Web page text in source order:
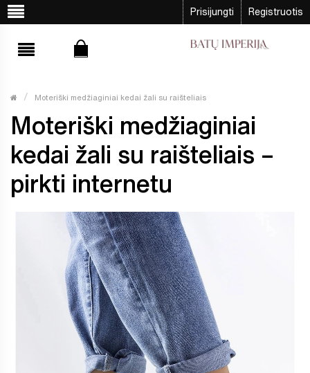
Prisijungti Registruotis
Moteriški medžiaginiai kedai žali su raišteliais
Moteriški medžiaginiai
kedai žali su raišteliais –
pirkti internetu